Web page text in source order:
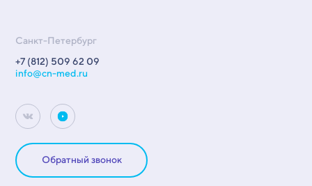
Санкт-Петербург
+7 (812) 509 62 09
info@cn-med.ru
Обратный звонок